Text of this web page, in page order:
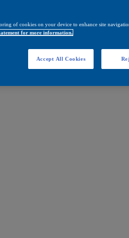
of cookies on your device to enhance site
for more information.
Accept All Cookies